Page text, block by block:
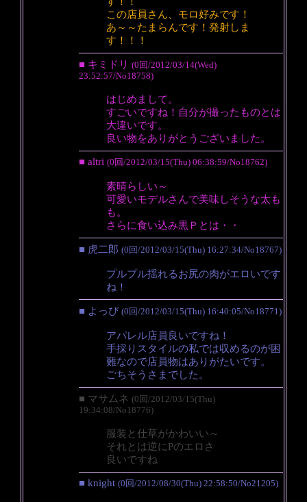
この店員さん、モロ好みです！
あ～～たまらんです！発射しま
す！！！
■ キミドリ (0回/2012/03/14(Wed)
23:52:57/No18758)
はじめまして。
すごいですね！自分が撮ったものとは
大違いです。
良い物をありがとうございました。
■ altri (0回/2012/03/15(Thu) 06:38:59/No18762)
素晴らしい～
可愛いモデルさんで美味しそうな太も
も。
さらに食い込み黒Ｐとは・・
■ 虎二郎 (0回/2012/03/15(Thu) 16:27:34/No18767)
プルプル揺れるお尻の肉がエロいです
ね！
■ よっぴ (0回/2012/03/15(Thu) 16:40:05/No18771)
アパレル店員良いですね！
手採りスタイルの私では収めるのが困
難なので店員物はありがたいです。
ごちそうさまでした。
■ マサムネ (0回/2012/03/15(Thu)
19:34:08/No18776)
服装と仕草がかわいい～
それとは逆にPのエロさ
良いですね
■ knight (0回/2012/08/30(Thu) 22:58:50/No21205)